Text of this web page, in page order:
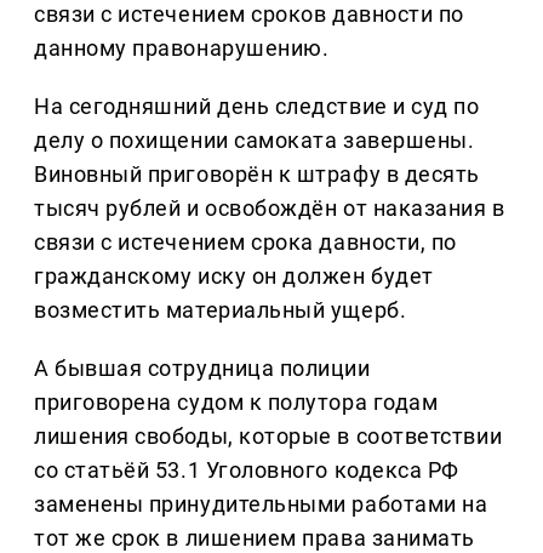
связи с истечением сроков давности по
данному правонарушению.
На сегодняшний день следствие и суд по
делу о похищении самоката завершены.
Виновный приговорён к штрафу в десять
тысяч рублей и освобождён от наказания в
связи с истечением срока давности, по
гражданскому иску он должен будет
возместить материальный ущерб.
А бывшая сотрудница полиции
приговорена судом к полутора годам
лишения свободы, которые в соответствии
со статьёй 53.1 Уголовного кодекса РФ
заменены принудительными работами на
тот же срок в лишением права занимать